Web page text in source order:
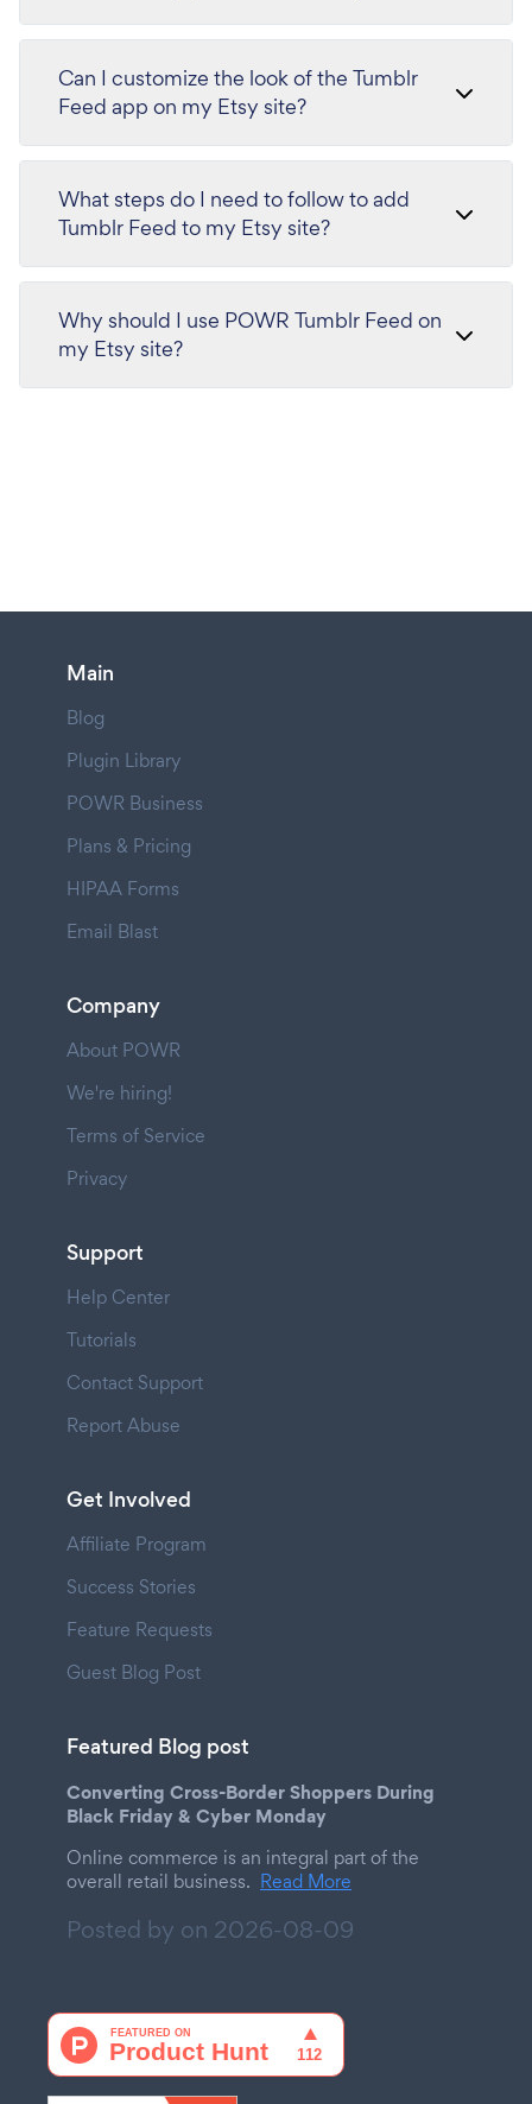
Can I customize the look of the Tumblr
Feed app on my Etsy site?
What steps do I need to follow to add
Tumblr Feed to my Etsy site?
Why should I use POWR Tumblr Feed on
my Etsy site?
Main
Blog
Plugin Library
POWR Business
Plans & Pricing
HIPAA Forms
Email Blast
Company
About POWR
We're hiring!
Terms of Service
Privacy
Support
Help Center
Tutorials
Contact Support
Report Abuse
Get Involved
Affiliate Program
Success Stories
Feature Requests
Guest Blog Post
Featured Blog post
Converting Cross-Border Shoppers During
Black Friday & Cyber Monday
Online commerce is an integral part of the
overall retail business. Read More
Posted by on 2026-08-09